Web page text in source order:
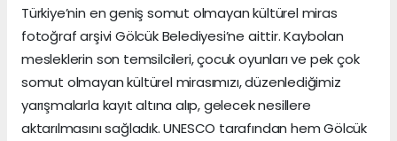
Türkiye’nin en geniş somut olmayan kültürel miras
fotoğraf arşivi Gölcük Belediyesi’ne aittir. Kaybolan
mesleklerin son temsilcileri, çocuk oyunları ve pek çok
somut olmayan kültürel mirasımızı, düzenlediğimiz
yarışmalarla kayıt altına alıp, gelecek nesillere
aktarılmasını sağladık. UNESCO tarafından hem Gölcük